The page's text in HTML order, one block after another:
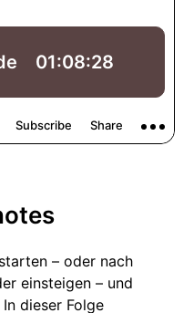
– oder nach
einsteigen – und
dieser Folge